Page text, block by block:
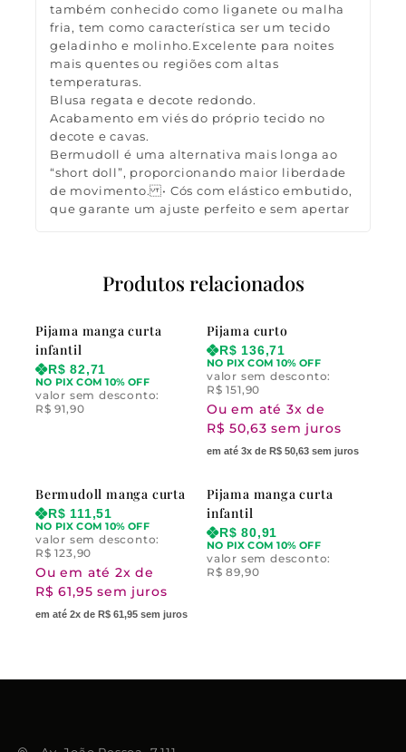
também conhecido como liganete ou malha
fria, tem como característica ser um tecido
geladinho e molinho.Excelente para noites
mais quentes ou regiões com altas
temperaturas.
Blusa regata e decote redondo.
Acabamento em viés do próprio tecido no
decote e cavas.
Bermudoll é uma alternativa mais longa ao
“short doll”, proporcionando maior liberdade
de movimento. • Cós com elástico embutido,
que garante um ajuste perfeito e sem apertar
Produtos relacionados
Pijama manga curta
infantil
R$ 82,71
NO PIX COM 10% OFF
valor sem desconto:
R$ 91,90
Pijama curto
R$ 136,71
NO PIX COM 10% OFF
valor sem desconto:
R$ 151,90
Ou em até 3x de
R$ 50,63 sem juros
em até 3x de R$ 50,63 sem juros
Bermudoll manga curta
R$ 111,51
NO PIX COM 10% OFF
valor sem desconto:
R$ 123,90
Ou em até 2x de
R$ 61,95 sem juros
em até 2x de R$ 61,95 sem juros
Pijama manga curta
infantil
R$ 80,91
NO PIX COM 10% OFF
valor sem desconto:
R$ 89,90